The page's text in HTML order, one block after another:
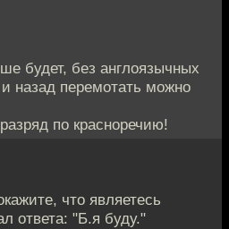
будет, без англоязычных
назад перемотать можно
по красноречию!
что являетесь
ответа: "Б.я буду."